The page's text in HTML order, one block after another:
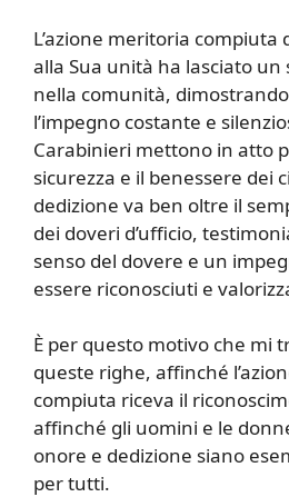
L’azione meritoria
alla Sua unità ha lasciato un
nella comunità,
l’impegno costante e
Carabinieri mettono in atto
sicurezza e il benessere dei
dedizione va ben oltre il
dei doveri d’ufficio,
senso del dovere e un
essere riconosciuti e
È per questo motivo che mi
queste righe, affinché
compiuta riceva il
affinché gli uomini e le
onore e dedizione siano
per tutti.